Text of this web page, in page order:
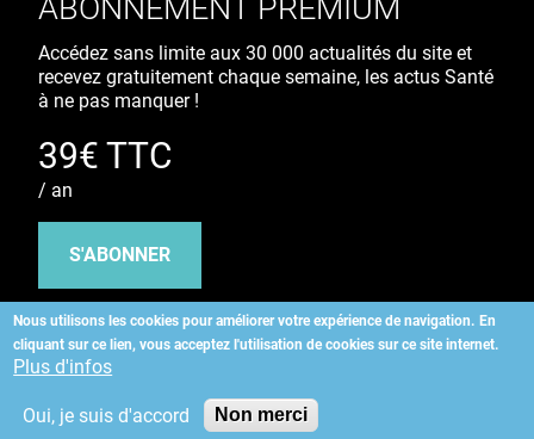
Nous utilisons les cookies pour améliorer votre expérience de navigation. En
cliquant sur ce lien, vous acceptez l'utilisation de cookies sur ce site internet.
Plus d'infos
Oui, je suis d'accord Non merci
ABONNEMENT PREMIUM
Accédez sans limite aux 30 000 actualités du site et
recevez gratuitement chaque semaine, les actus Santé
à ne pas manquer !
39€ TTC
/ an
S'ABONNER
Copyright©2026 ALLIEDHEALTH
KAURIWEB